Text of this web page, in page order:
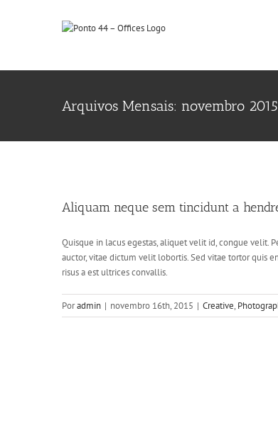
Arquivos Mensais: novembro 2015
Aliquam neque sem tincidunt a
Quisque in lacus egestas, aliquet velit id, congue
auctor, vitae dictum velit lobortis. Sed vitae tortor quis
risus a est ultrices convallis.
Poradmin | novembro 16th, 2015 | Creative,